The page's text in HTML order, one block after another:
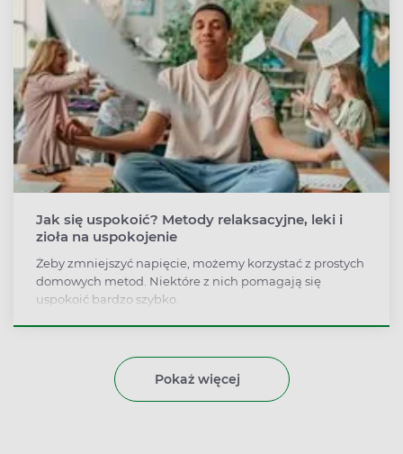
kulinarnej, a przede wszystkim w cukiernictwie.
Jak się uspokoić? Metody relaksacyjne, leki i
zioła na uspokojenie
Żeby zmniejszyć napięcie, możemy korzystać z prostych
domowych metod. Niektóre z nich pomagają się
uspokoić bardzo szybko.
Pokaż więcej